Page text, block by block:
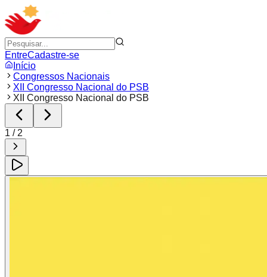
EntreCadastre-se
Início
Congressos Nacionais
XII Congresso Nacional do PSB
XII Congresso Nacional do PSB
1 / 2